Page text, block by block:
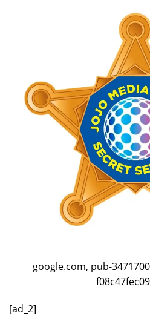
google.com, pub-
[ad_2]